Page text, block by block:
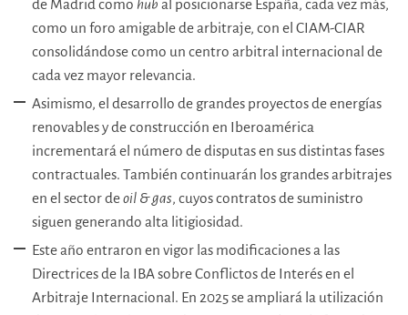
de Madrid como hub al posicionarse España, cada vez más,
como un foro amigable de arbitraje, con el CIAM-CIAR
consolidándose como un centro arbitral internacional de
cada vez mayor relevancia.
Asimismo, el desarrollo de grandes proyectos de energías
renovables y de construcción en Iberoamérica
incrementará el número de disputas en sus distintas fases
contractuales. También continuarán los grandes arbitrajes
en el sector deoil & gas, cuyos contratos de suministro
siguen generando alta litigiosidad.
Este año entraron en vigor las modificaciones a las
Directrices de la IBA sobre Conflictos de Interés en el
Arbitraje Internacional. En 2025 se ampliará la utilización